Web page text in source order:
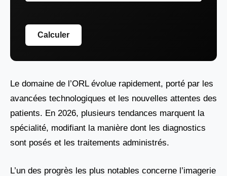
Calculer
Le domaine de l’ORL évolue rapidement, porté par les
avancées technologiques et les nouvelles attentes des
patients. En 2026, plusieurs tendances marquent la
spécialité, modifiant la manière dont les diagnostics
sont posés et les traitements administrés.
L’un des progrès les plus notables concerne l’imagerie